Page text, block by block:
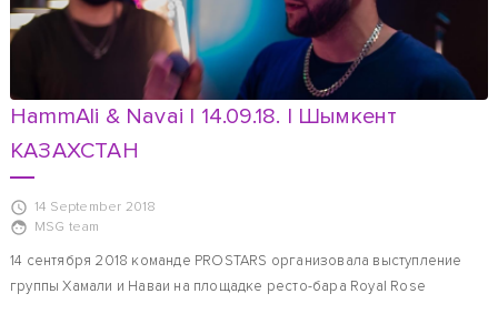
HammAli & Navai | 14.09.18. | Шымкент
КАЗАХСТАН
14 September 2018
MSG team
14 сентября 2018 команде PROSTARS организовала выступление
группы Хамали и Наваи на площадке ресто-бара Royal Rose